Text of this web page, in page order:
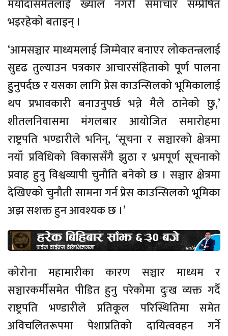
मर्यादासमेतलाई ख्याल नगरी समाचार सम्प्रेषित
भइरहेको बताइन् ।
‘आमसञ्चार माध्यमलाई जिम्मेवार बनाएर लोकतन्त्रलाई
सुदृढ तुल्याउन पत्रकार आचारसंहिताको पूर्ण पालना
हुुनुपर्दछ र यसका लागि प्रेस काउन्सिलको भूमिकालाई
थप प्रभावकारी बनाउनुपर्छ भन्ने मैले ठानेको छु,’
शीतलनिवासमा मंगलबार आयोजित समारोहमा
राष्ट्रपति भण्डारीले भनिन्, ‘सूचना र सञ्चारको क्षेत्रमा
नयाँ प्रविधिको विकाससँगै झुठा र भ्रमपूर्ण सूचनाको
प्रवाह हुनु विश्वव्यापी चुनौति बनेको छ । सञ्चार क्षेत्रमा
देखिएको चुनौती सामना गर्न प्रेस काउन्सिलको भूमिका
अझ सशक्त हुन आवश्यक छ ।’
कोरोना महामारीका कारण सञ्चार माध्यम र
सञ्चारकर्मीसमेत पीडित हुनु परेकोमा दुःख व्यक्त गर्दै
राष्ट्रपति भण्डारीले प्रतिकूल परिस्थितिमा समेत
अविचलितरूपमा पेशाप्रतिको दायित्ववहन गर्ने